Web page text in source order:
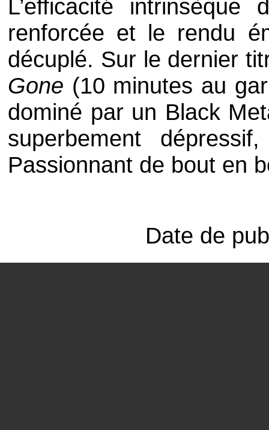
L’efficacité intrinsèque
renforcée et le rendu
décuplé. Sur le dernier
Gone (10 minutes au
dominé par un Black
superbement
Passionnant de bout en
Date de